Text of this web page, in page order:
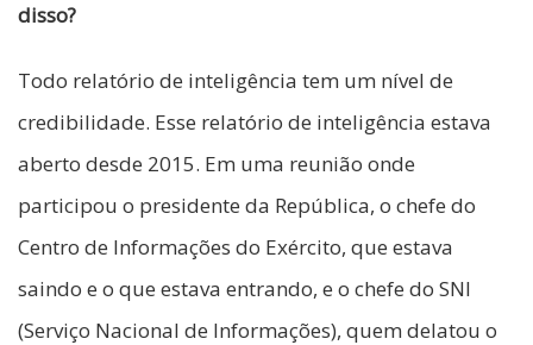
disso?
Todo relatório de inteligência tem um nível de
credibilidade. Esse relatório de inteligência estava
aberto desde 2015. Em uma reunião onde
participou o presidente da República, o chefe do
Centro de Informações do Exército, que estava
saindo e o que estava entrando, e o chefe do SNI
(Serviço Nacional de Informações), quem delatou o